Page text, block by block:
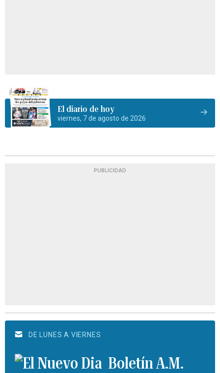
El diario de hoy
viernes, 7 de agosto de 2026
PUBLICIDAD
DE LUNES A VIERNES
Boletín A.M.